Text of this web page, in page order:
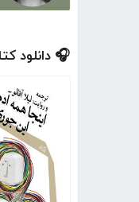
🎧 دانلود